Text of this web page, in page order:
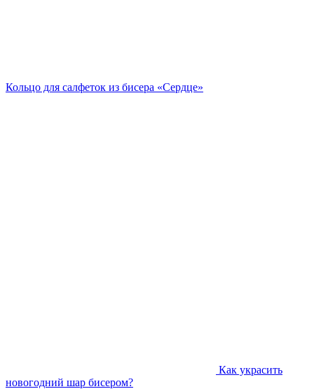
Кольцо для салфеток из бисера «Сердце»
Как украсить
новогодний шар бисером?